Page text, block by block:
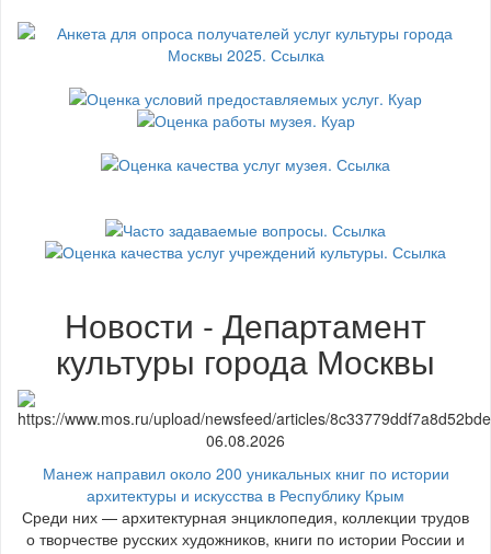
Новости - Департамент
культуры города Москвы
06.08.2026
Манеж направил около 200 уникальных книг по истории
архитектуры и искусства в Республику Крым
Среди них — архитектурная энциклопедия, коллекции трудов
о творчестве русских художников, книги по истории России и